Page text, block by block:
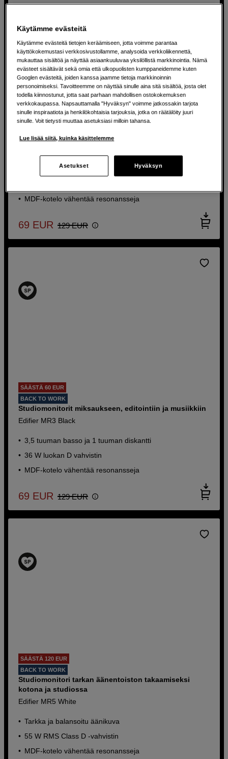
SÄÄSTÄ 60 EUR
Studiomonitorit miksaukseen, editointiin ja musiikkiin
3,5 tuuman basso ja 1 tuuman diskantti
MDF-kotelo vähentää resonansseja
69 EUR 129 EUR
SÄÄSTÄ 60 EUR
BACK TO WORK
Studiomonitorit miksaukseen, editointiin ja musiikkiin
Edifier MR3 Black
3,5 tuuman basso ja 1 tuuman diskantti
36 W luokan D vahvistin
MDF-kotelo vähentää resonansseja
69 EUR 129 EUR
SÄÄSTÄ 120 EUR
BACK TO WORK
Studiomonitori tarkan äänentoiston takaamiseksi
kotona ja studiossa
Edifier MR5 White
Tarkka ja balansoitu äänikuva
55 W RMS Class D -vahvistin
MDF-kotelo vähentää resonansseja
Käytämme evästeitä
Käytämme evästeitä tietojen keräämiseen, jotta voimme parantaa
käyttökokemustasi verkkosivustollamme, analysoida verkkoliikennettä,
mukauttaa sisältöä ja näyttää asiaankuuluvaa yksilöllistä markkinointia. Nämä
evästeet sisältävät sekä omia että ulkopuolisten kumppaneidemme kuten
Googlen evästeitä, joiden kanssa jaamme tietoja markkinoinnin
personoimiseksi. Tavoitteemme on näyttää sinulle aina sitä sisältöä, josta olet
todella kiinnostunut, jotta saat parhaan mahdollisen ostokokemuksen
verkkokaupassa. Napsauttamalla "Hyväksyn" voimme jatkossakin tarjota
sinulle inspiraatiota ja henkilökohtaisia tarjouksia, jotka on räätälöity juuri
sinulle. Voit tietysti muuttaa asetuksiasi milloin tahansa.
Lue lisää siitä, kuinka käsittelemme
Asetukset Hyväksyn